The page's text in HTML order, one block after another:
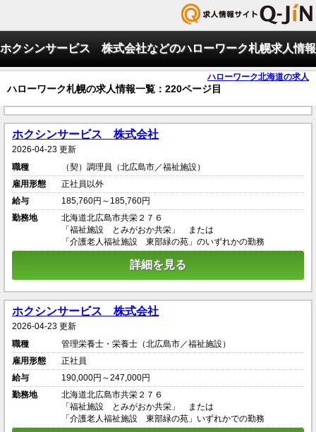
ホクシンサービス 株式会社などのハローワーク札幌求人情報
ハローワーク北海道の求人
ハローワーク札幌の求人情報一覧：220ページ目
ホクシンサービス 株式会社
2026-04-23 更新
職種
（契）調理員（北広島市／福祉施設）
雇用形態
正社員以外
給与
185,760円～185,760円
勤務地
北海道北広島市共栄２７６
「福祉施設 とみがおか共栄」 または
「介護老人福祉施設 東部緑の苑」のいずれかの勤務
詳細を見る
ホクシンサービス 株式会社
2026-04-23 更新
職種
管理栄養士・栄養士（北広島市／福祉施設）
雇用形態
正社員
給与
190,000円～247,000円
勤務地
北海道北広島市共栄２７６
「福祉施設 とみがおか共栄」 または
「介護老人福祉施設 東部緑の苑」いずれかでの勤務